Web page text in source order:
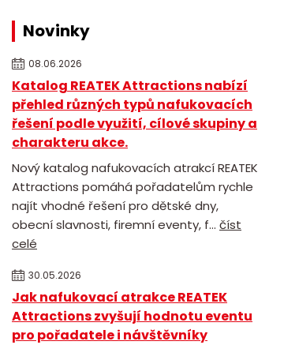
Novinky
08.06.2026
Katalog REATEK Attractions nabízí
přehled různých typů nafukovacích
řešení podle využití, cílové skupiny a
charakteru akce.
Nový katalog nafukovacích atrakcí REATEK
Attractions pomáhá pořadatelům rychle
najít vhodné řešení pro dětské dny,
obecní slavnosti, firemní eventy, f... číst
celé
30.05.2026
Jak nafukovací atrakce REATEK
Attractions zvyšují hodnotu eventu
pro pořadatele i návštěvníky